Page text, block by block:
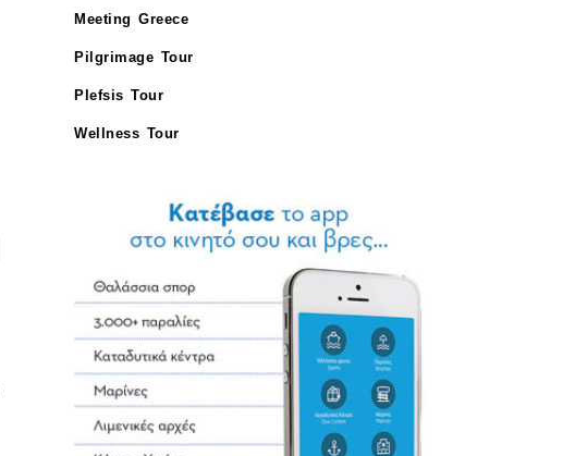
Meeting Greece
Pilgrimage Tour
Plefsis Tour
Wellness Tour